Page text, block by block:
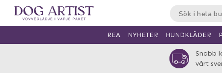
REA NYHETER HUNDKLÄDER
Snabb
vårt